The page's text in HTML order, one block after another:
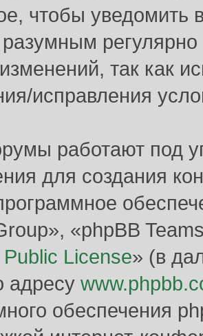
чтобы уведомить
регулярно
так как
исправления
работают под
для создания
«phpBB
License» (в
адресу
обеспечения